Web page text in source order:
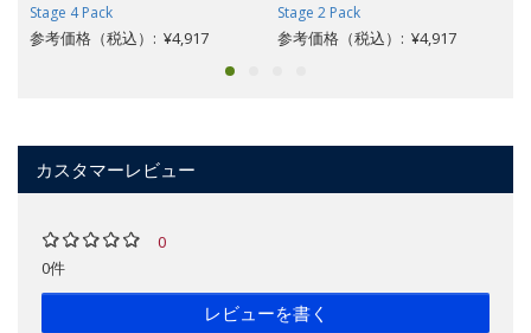
Stage 4 Pack
参考価格（税込）: ¥4,917
Stage 2 Pack
参考価格（税込）: ¥4,917
カスタマーレビュー
0
0件
レビューを書く